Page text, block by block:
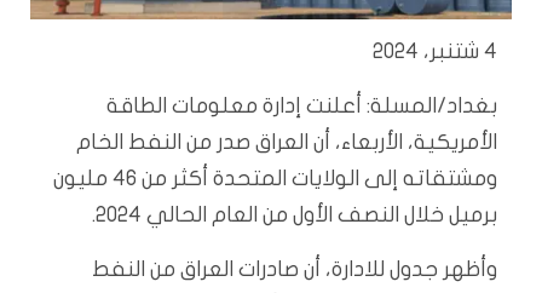
4 شتنبر، 2024
بغداد/المسلة: أعلنت إدارة معلومات الطاقة
الأمريكية، الأربعاء، أن العراق صدر من النفط الخام
ومشتقاته إلى الولايات المتحدة أكثر من 46 مليون
برميل خلال النصف الأول من العام الحالي 2024.
وأظهر جدول للادارة، أن صادرات العراق من النفط